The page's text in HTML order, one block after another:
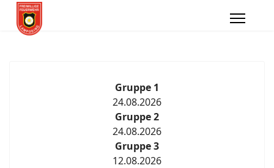
Gruppe 1
24.08.2026
Gruppe 2
24.08.2026
Gruppe 3
12.08.2026